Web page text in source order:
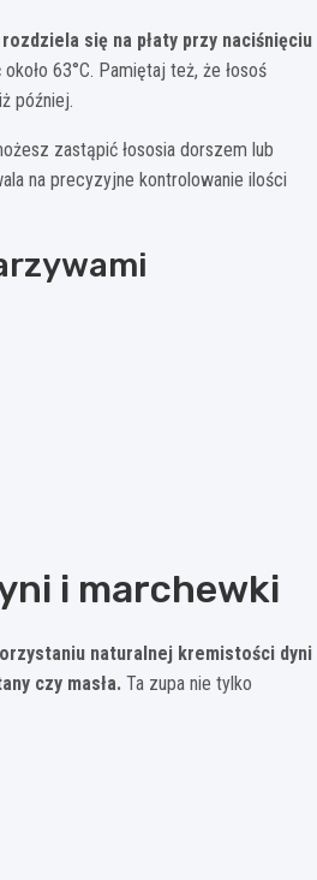
się na płaty przy naciśnięciu
63°C. Pamiętaj też, że łosoś
później.
zastąpić łososia dorszem lub
na precyzyjne kontrolowanie ilości
i marchewki
naturalnej kremistości dyni
czy masła. Ta zupa nie tylko